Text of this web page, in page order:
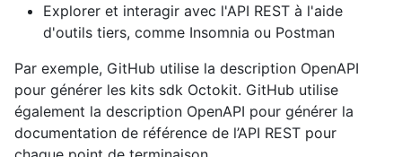
Explorer et interagir avec l'API REST à l'aide
d'outils tiers, comme Insomnia ou Postman
Par exemple, GitHub utilise la description OpenAPI
pour générer les kits sdk Octokit. GitHub utilise
également la description OpenAPI pour générer la
documentation de référence de l’API REST pour